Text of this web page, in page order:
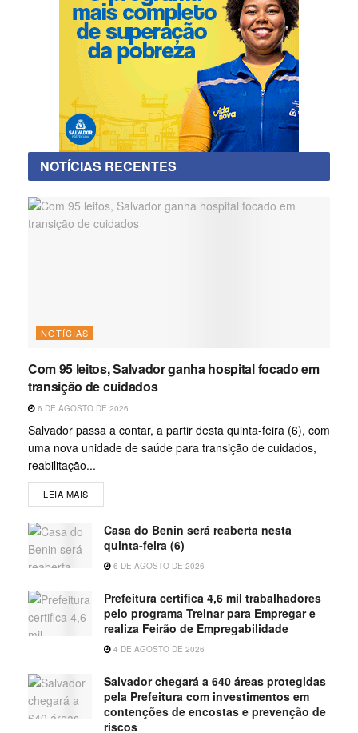
NOTÍCIAS RECENTES
NOTÍCIAS
Com 95 leitos, Salvador ganha hospital focado em
transição de cuidados
6 DE AGOSTO DE 2026
Salvador passa a contar, a partir desta quinta-feira (6), com
uma nova unidade de saúde para transição de cuidados,
reabilitação...
LEIA MAIS
Casa do Benin será reaberta nesta
quinta-feira (6)
6 DE AGOSTO DE 2026
Prefeitura certifica 4,6 mil trabalhadores
pelo programa Treinar para Empregar e
realiza Feirão de Empregabilidade
4 DE AGOSTO DE 2026
Salvador chegará a 640 áreas protegidas
pela Prefeitura com investimentos em
contenções de encostas e prevenção de
riscos